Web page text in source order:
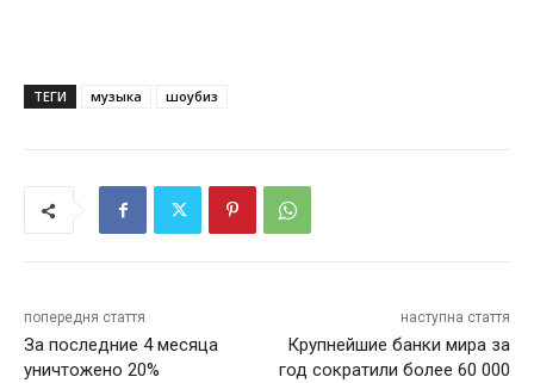
ТЕГИ музыка шоубиз
попередня стаття
За последние 4 месяца
уничтожено 20%
наступна стаття
Крупнейшие банки мира за
год сократили более 60 000